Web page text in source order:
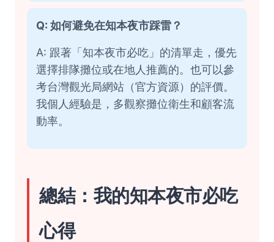
Q: 如何避免在知本夜市踩雷？
A: 跟著「知本夜市必吃」的清單走，優先
選擇排隊攤位或在地人推薦的。也可以參
考台灣觀光局網站 （官方資源）的評價。
我個人經驗是，多觀察攤位衛生和顧客流
動率。
總結：我的知本夜市必吃
心得